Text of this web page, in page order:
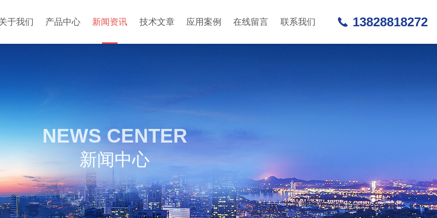
于我们 产品中心 新闻资讯 技术文章 应用案例 在线留言 联系我们 13828818272
NEWS CENTER
新闻中心